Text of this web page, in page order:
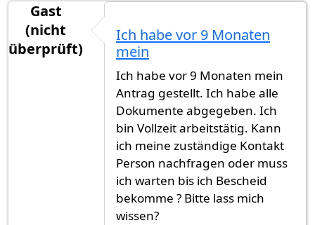
Gast
(nicht
überprüft)
Ich habe vor 9 Monaten
mein
Ich habe vor 9 Monaten mein
Antrag gestellt. Ich habe alle
Dokumente abgegeben. Ich
bin Vollzeit arbeitstätig. Kann
ich meine zuständige Kontakt
Person nachfragen oder muss
ich warten bis ich Bescheid
bekomme ? Bitte lass mich
wissen?